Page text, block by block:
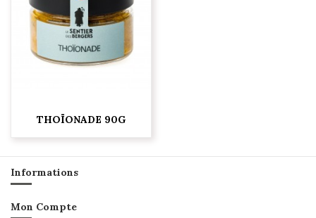
THOÏONADE 90G
Informations
Mon Compte